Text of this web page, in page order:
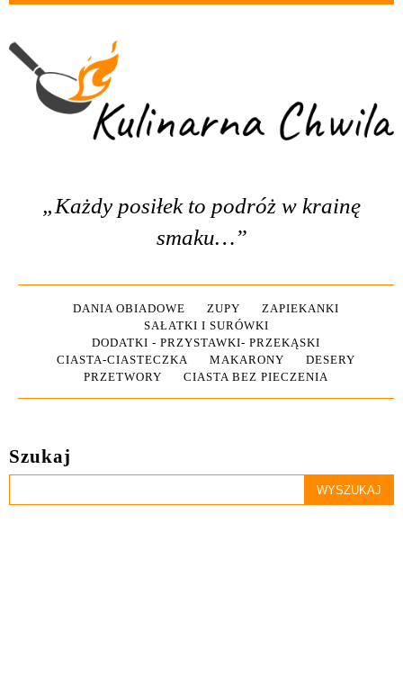
„Każdy posiłek to podróż w krainę
smaku…”
DANIA OBIADOWE ZUPY
ZAPIEKANKI
SAŁATKI I SURÓWKI
DODATKI - PRZYSTAWKI- PRZEKĄSKI
CIASTA-CIASTECZKA
MAKARONY
DESERY
PRZETWORY
CIASTA BEZ PIECZENIA
Szukaj